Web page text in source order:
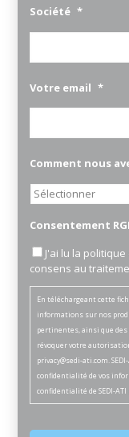
Société *
Votre email *
Comment nous
Consentement
J'ai lu la
consens au
En téléchargeant cette
informations sur nos
pertinentes, ainsi que des
révoquer votre
privacy@sedi-ati.com.
confidentialité de vos
confidentialité de SEDI-